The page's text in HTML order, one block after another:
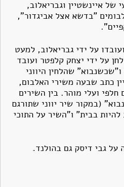
של איינשטיין וגבריאלוב,
"בדשא אצל אביגדור",
על ידי גבריאלוב, למעט
על ידי יצחק קלפטר ועובד
שהלחין היווני
כתב שבעה משירי האלבום,
ועלי מוהר. בין השירים
(במקור שיר יווני שתורגם
בבית" ו"השיר על התוכי
גבי דיסק גם בהולנד.